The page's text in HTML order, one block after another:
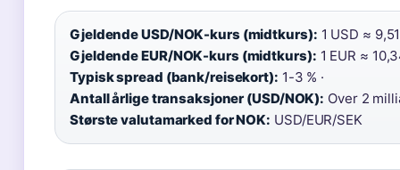
Gjeldende USD/NOK-kurs (midtkurs): 1 USD ≈
Gjeldende EUR/NOK-kurs (midtkurs): 1 EUR ≈
Typisk spread (bank/reisekort): 1-3 % ·
Antall årlige transaksjoner (USD/NOK): Over 2
Største valutamarked for NOK: USD/EUR/SEK